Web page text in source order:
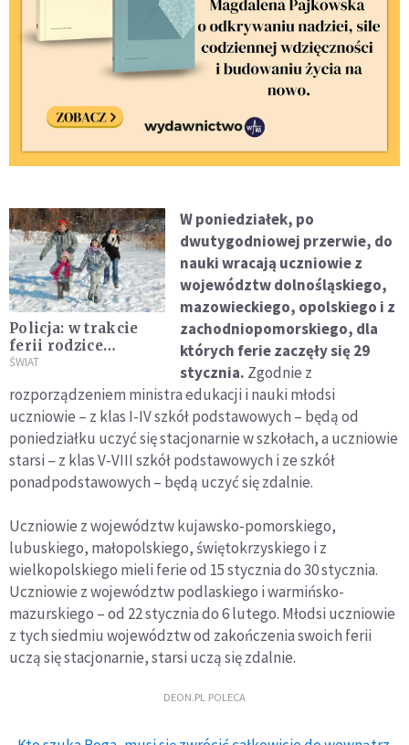
Policja: w trakcie
ferii rodzice
powinni dbać o
dzieci
ŚWIAT
W poniedziałek, po
dwutygodniowej przerwie, do
nauki wracają uczniowie z
województw dolnośląskiego,
mazowieckiego, opolskiego i z
zachodniopomorskiego, dla
których ferie zaczęły się 29
stycznia. Zgodnie z
rozporządzeniem ministra edukacji i nauki młodsi
uczniowie – z klas I-IV szkół podstawowych – będą od
poniedziałku uczyć się stacjonarnie w szkołach, a uczniowie
starsi – z klas V-VIII szkół podstawowych i ze szkół
ponadpodstawowych – będą uczyć się zdalnie.
Uczniowie z województw kujawsko-pomorskiego,
lubuskiego, małopolskiego, świętokrzyskiego i z
wielkopolskiego mieli ferie od 15 stycznia do 30 stycznia.
Uczniowie z województw podlaskiego i warmińsko-
mazurskiego – od 22 stycznia do 6 lutego. Młodsi uczniowie
z tych siedmiu województw od zakończenia swoich ferii
uczą się stacjonarnie, starsi uczą się zdalnie.
DEON.PL POLECA